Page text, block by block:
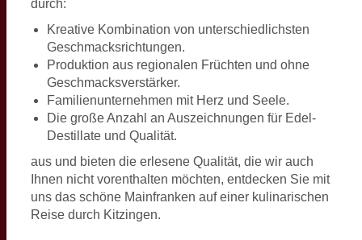
durch:
Kreative Kombination von unterschiedlichsten
Geschmacksrichtungen.
Produktion aus regionalen Früchten und ohne
Geschmacksverstärker.
Familienunternehmen mit Herz und Seele.
Die große Anzahl an Auszeichnungen für Edel-
Destillate und Qualität.
aus und bieten die erlesene Qualität, die wir auch
Ihnen nicht vorenthalten möchten, entdecken Sie mit
uns das schöne Mainfranken auf einer kulinarischen
Reise durch Kitzingen.